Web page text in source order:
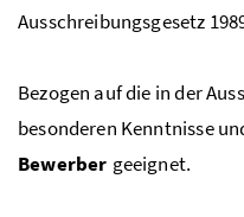
Ausschreibungsgesetz
Bezogen auf die in der
besonderen Kenntnisse
Bewerber geeignet.